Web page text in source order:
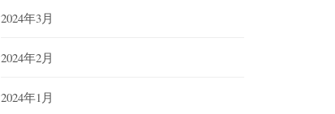
2024年3月
2024年2月
2024年1月